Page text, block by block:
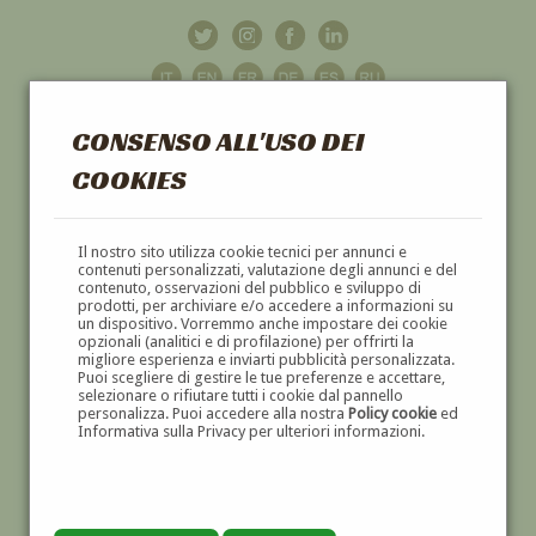
CONSENSO ALL'USO DEI
COOKIES
Il nostro sito utilizza cookie tecnici per annunci e
contenuti personalizzati, valutazione degli annunci e del
contenuto, osservazioni del pubblico e sviluppo di
prodotti, per archiviare e/o accedere a informazioni su
un dispositivo. Vorremmo anche impostare dei cookie
opzionali (analitici e di profilazione) per offrirti la
migliore esperienza e inviarti pubblicità personalizzata.
Puoi scegliere di gestire le tue preferenze e accettare,
selezionare o rifiutare tutti i cookie dal pannello
personalizza. Puoi accedere alla nostra Policy cookieed
Informativa sulla Privacy per ulteriori informazioni.
GALLERIAD'ARTE
DIPINTI E SCULTURE '800 E '900